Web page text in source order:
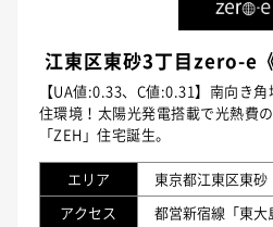
江東区東砂3丁目zero-e
【UA値:0.33、C値:0.31】南向き
住環境！太陽光発電搭載で光熱費
「ZEH」住宅誕生。
エリア
東京都江東区東砂
アクセス